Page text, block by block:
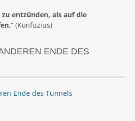
entzünden, als auf die
“ (Konfuzius)
ENDE DES